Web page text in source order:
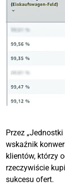
Przez
wskaźnik
klientów, którzy
rzeczywiście
sukcesu ofert.